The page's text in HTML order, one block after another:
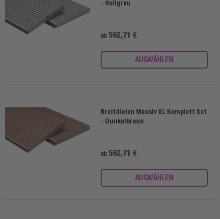
- Hellgrau
ab 562,71 €
AUSWÄHLEN
Breitdielen Massiv XL Komplett Set
- Dunkelbraun
ab 562,71 €
AUSWÄHLEN